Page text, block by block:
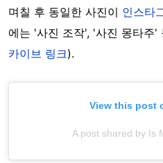
며칠 후 동일한 사진이 인스타
에는 '사진 조작', '사진 몽타주'
카이브 링크).
View this post
A post shared by Is